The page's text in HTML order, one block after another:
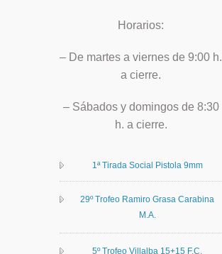
Horarios:
– De martes a viernes de 9:00 h.
a cierre.
– Sábados y domingos de 8:30
h. a cierre.
1ª Tirada Social Pistola 9mm
29º Trofeo Ramiro Grasa Carabina
M.A.
5º Trofeo Villalba 15+15 F.C.